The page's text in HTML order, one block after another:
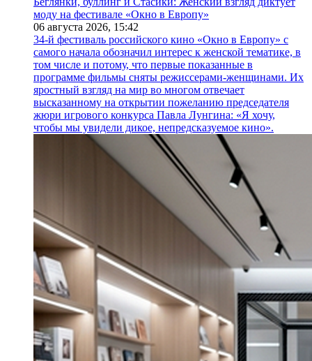
моду на фестивале «Окно в Европу»
06 августа 2026, 15:42
34-й фестиваль российского кино «Окно в Европу» с
самого начала обозначил интерес к женской тематике, в
том числе и потому, что первые показанные в
программе фильмы сняты режиссерами-женщинами. Их
яростный взгляд на мир во многом отвечает
высказанному на открытии пожеланию председателя
жюри игрового конкурса Павла Лунгина: «Я хочу,
чтобы мы увидели дикое, непредсказуемое кино».